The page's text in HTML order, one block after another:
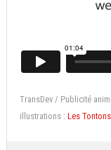
TransDev / Publicité
illustrations : Les